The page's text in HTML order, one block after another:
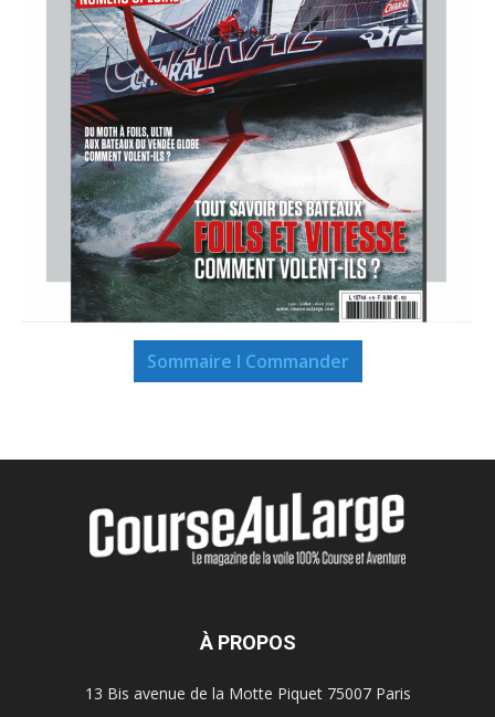
Sommaire I Commander
À PROPOS
13 Bis avenue de la Motte Piquet 75007 Paris